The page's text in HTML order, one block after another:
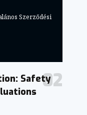
Szerződési
Safety